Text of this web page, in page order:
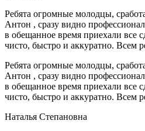
Ребята огромные молодцы,
Антон , сразу видно
в обещанное время приехали все
чисто, быстро и аккуратно. Всем
Ребята огромные молодцы,
Антон , сразу видно
в обещанное время приехали все
чисто, быстро и аккуратно. Всем
Наталья Степановна